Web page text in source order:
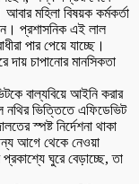
মহিলা বিষয়ক কর্মকর্তা
প্রশাসনিক এই লাল
পার পেয়ে যাচ্ছে।
চাপানোর মানসিকতা
বাল্যবিয়ে আইনি করার
নথির ভিত্তিতে এফিডেভিট
স্পষ্ট নির্দেশনা থাকা
আগে থেকে নেওয়া
প্রকাশ্যে ঘুরে বেড়াচ্ছে, তা